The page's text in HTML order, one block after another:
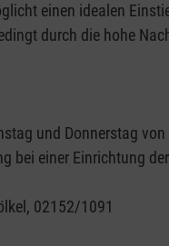
einen idealen
durch die hohe
und Donnerstag
bei einer Einrichtung
02152/1091